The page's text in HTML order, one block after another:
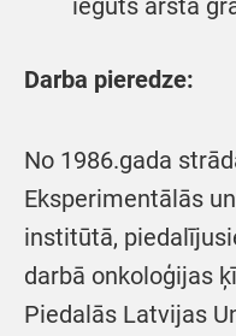
Darba pieredze:
No 1986.gada
Eksperimentālās
institūtā,
darbā onkoloģijas
Piedalās Latvijas